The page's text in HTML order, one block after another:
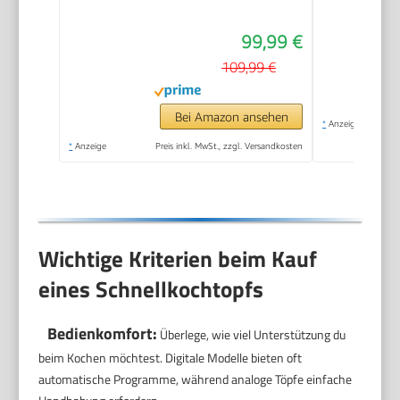
99,99 €
109,99 €
Bei Amazon ansehen
* Anzeige Preis inkl. MwSt., zzgl. Versandkosten
* Anzeige
Wichtige Kriterien beim Kauf
eines Schnellkochtopfs
Bedienkomfort: Überlege, wie viel Unterstützung du
beim Kochen möchtest. Digitale Modelle bieten oft
automatische Programme, während analoge Töpfe einfache